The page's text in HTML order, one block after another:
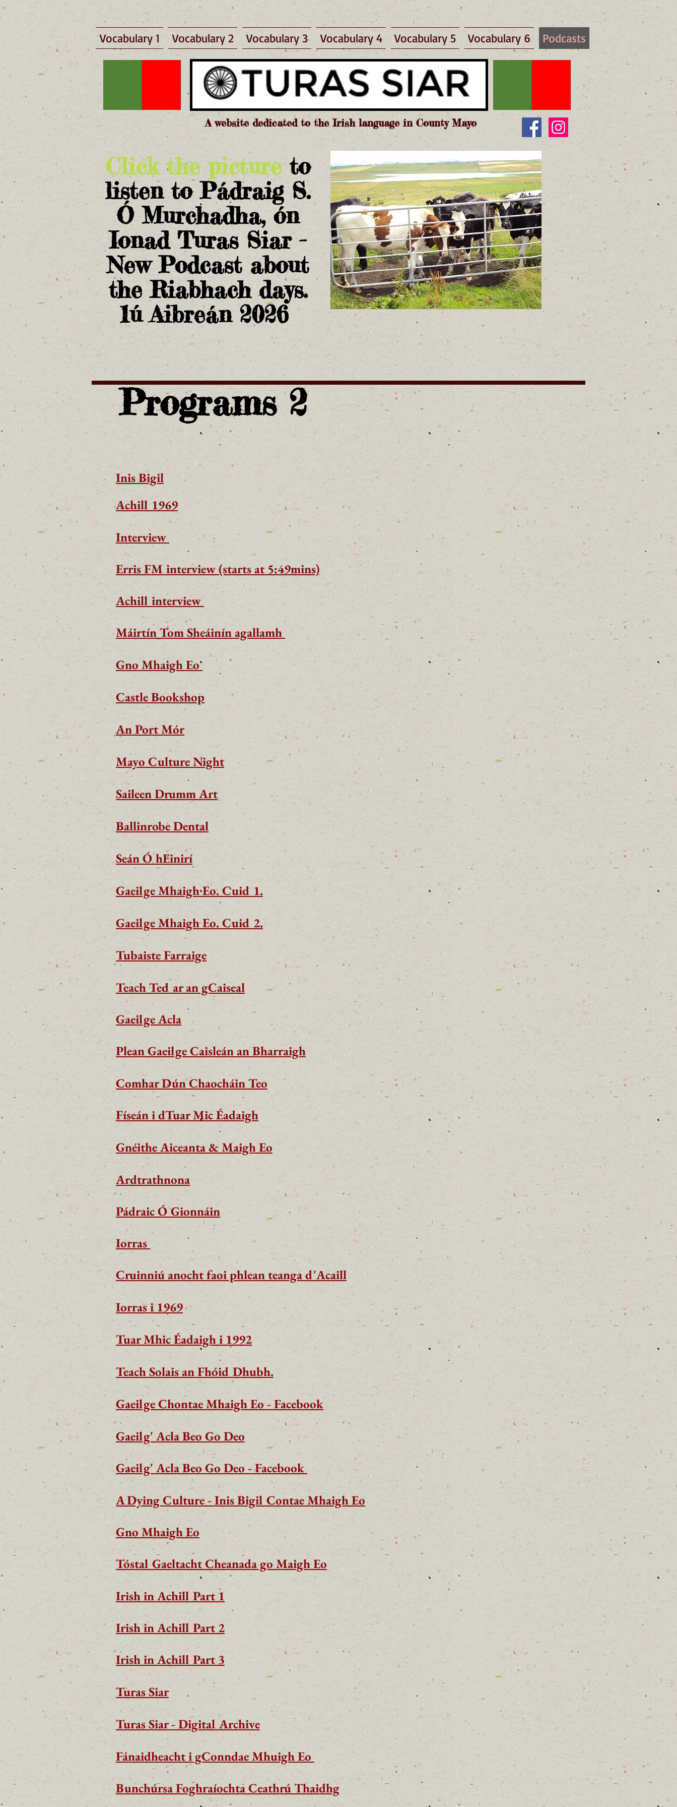
Vocabulary 1 Vocabulary 2 Vocabulary 3 Vocabulary 4 Vocabulary 5 Vocabulary 6 Podcasts
A website dedicated to the Irish language in County Mayo
Click the pictureto
listen to Pádraig S.
Ó Murchadha, ón
Ionad Turas Siar -
New Podcast about
the Riabhach days.
1ú Aibreán 2026
Programs 2
Inis Bigil
Achill 1969
Interview
Erris FM interview (starts at 5:49mins)
Achill interview
Máirtín Tom Sheáinín agallamh
Gno Mhaigh Eo
Castle Bookshop
An Port Mór
Mayo Culture Night
Saileen Drumm Art
Ballinrobe Dental
Seán Ó hEinirí
Gaeilge Mhaigh Eo. Cuid 1.
Gaeilge Mhaigh Eo. Cuid 2.
Tubaiste Farraige
Teach Ted ar an gCaiseal
Gaeilge Acla
Plean Gaeilge Caisleán an Bharraigh
Comhar Dún Chaocháin Teo
Físeán i dTuar Mic Éadaigh
Gnéithe Aiceanta & Maigh Eo
Ardtrathnona
Pádraic Ó Gionnáin
Iorras
Cruinniú anocht faoi phlean teanga d'Acaill
Iorras i 1969
Tuar Mhic Éadaigh i 1992
Teach Solais an Fhóid Dhubh.
Gaeilge Chontae Mhaigh Eo - Facebook
Gaeilg' Acla Beo Go Deo
Gaeilg' Acla Beo Go Deo - Facebook
A Dying Culture - Inis Bigil Contae Mhaigh Eo
Gno Mhaigh Eo
Tóstal Gaeltacht Cheanada go Maigh Eo
Irish in Achill Part 1
Irish in Achill Part 2
Irish in Achill Part 3
Turas Siar
Turas Siar - Digital Archive
Fánaidheacht i gConndae Mhuigh Eo
Bunchúrsa Foghraíochta Ceathrú Thaidhg